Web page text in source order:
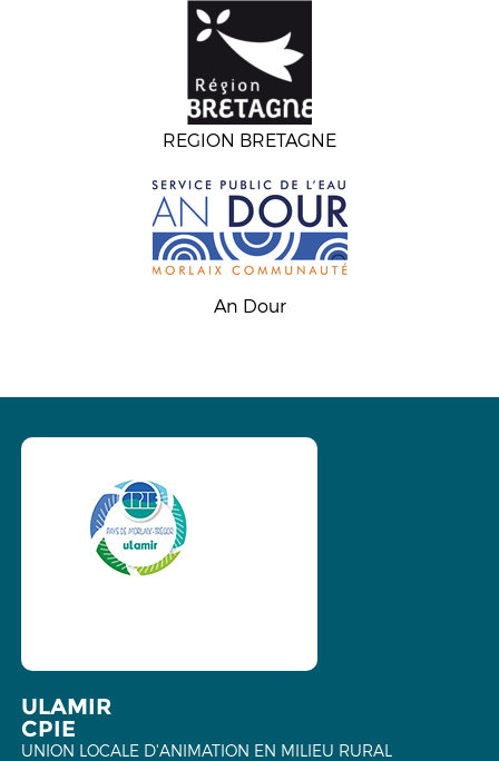
REGION BRETAGNE
An Dour
ULAMIR
CPIE
UNION LOCALE D'ANIMATION EN MILIEU RURAL